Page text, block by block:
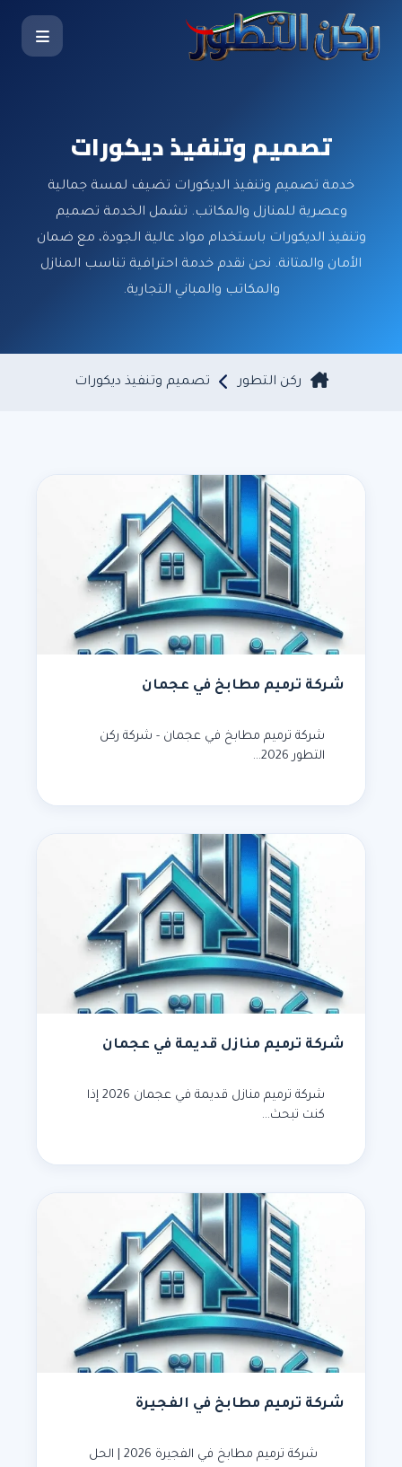
تصميم وتنفيذ ديكورات
خدمة تصميم وتنفيذ الديكورات تضيف لمسة جمالية
وعصرية للمنازل والمكاتب. تشمل الخدمة تصميم
وتنفيذ الديكورات باستخدام مواد عالية الجودة، مع ضمان
الأمان والمتانة. نحن نقدم خدمة احترافية تناسب المنازل
والمكاتب والمباني التجارية.
ركن التطور تصميم وتنفيذ ديكورات
شركة ترميم مطابخ في عجمان
شركة ترميم مطابخ في عجمان - شركة ركن
التطور 2026…
شركة ترميم منازل قديمة في عجمان
شركة ترميم منازل قديمة في عجمان 2026 إذا
كنت تبحث…
شركة ترميم مطابخ في الفجيرة
شركة ترميم مطابخ في الفجيرة 2026 | الحل